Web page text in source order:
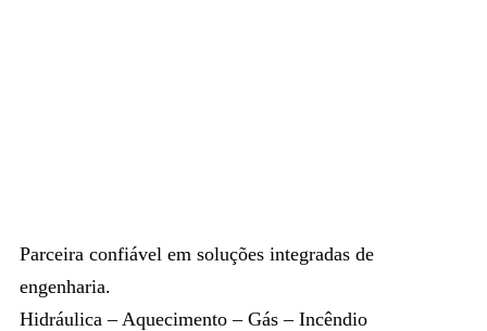
Parceira confiável em soluções integradas de
engenharia.
Hidráulica – Aquecimento – Gás – Incêndio